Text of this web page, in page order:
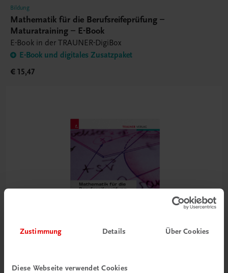
Zustimmung Details Über Cookies
Diese Webseite verwendet Cookies
Bildung
Mathematik für die Berufsreifeprüfung –
Maturatraining – E-Book
E-Book in der TRAUNER-DigiBox
E-Book und digitales Zusatzpaket
€ 15,47